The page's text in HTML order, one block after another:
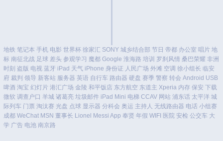
地铁 笔记本 手机 电影 世界杯 徐家汇 SONY 城乡结合部 节日 帝都 办公室 唱片 地
标 南征北战 足球 差头 参观学习 魔都 Google 淮海路 培训 罗刹风情 桑巴荣耀 非洲
时刻 盗版 电视 蓝牙 iPad 天气 iPhone 身份证 人民广场 外滩 空调 徐小组长 临安
府 裁判 领导 新客站 服务器 英语 自行车 路由器 硬盘 赛季 警察 转会 Android USB
啤酒 淘宝 幻灯片 港汇广场 金陵 和平饭店 东方航空 东道主 Xperia 内存 保安 下载
微软 调查户口 羊城 诸葛亮 垃圾邮件 iPad Mini 电梯 CCAV 网站 浦东话 太平洋 城
际列车 门票 淘汰赛 光盘 点球 显示器 分科会 奥运 主持人 无线路由器 电话 小组赛
成都 WeChat MSN 董事长 Lionel Messi App 奉贤 年假 WIFI 医院 安检 公交车 大
学 广告 电池 南京路